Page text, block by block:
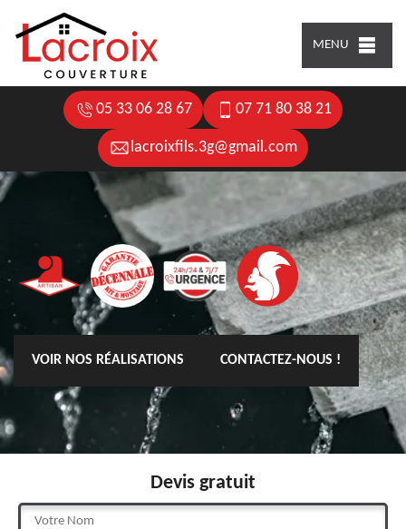
MENU
05 33 06 28 67 07 71 80 38 21
lacroixfils.3g@gmail.com
VOIR NOS RÉALISATIONS CONTACTEZ-NOUS !
Devis gratuit